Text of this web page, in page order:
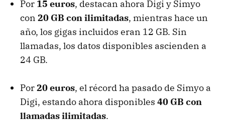
Por 15 euros, destacan ahora Digi y Simyo
con 20 GB con ilimitadas, mientras hace un
año, los gigas incluidos eran 12 GB. Sin
llamadas, los datos disponibles ascienden a
24 GB.
Por20 euros, el récord ha pasado de Simyo a
Digi, estando ahora disponibles 40 GB con
llamadas ilimitadas.